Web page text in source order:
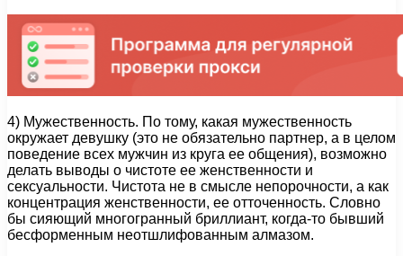
4) Мужественность. По тому, какая мужественность
окружает девушку (это не обязательно партнер, а в целом
поведение всех мужчин из круга ее общения), возможно
делать выводы о чистоте ее женственности и
сексуальности. Чистота не в смысле непорочности, а как
концентрация женственности, ее отточенность. Словно
бы сияющий многогранный бриллиант, когда-то бывший
бесформенным неотшлифованным алмазом.